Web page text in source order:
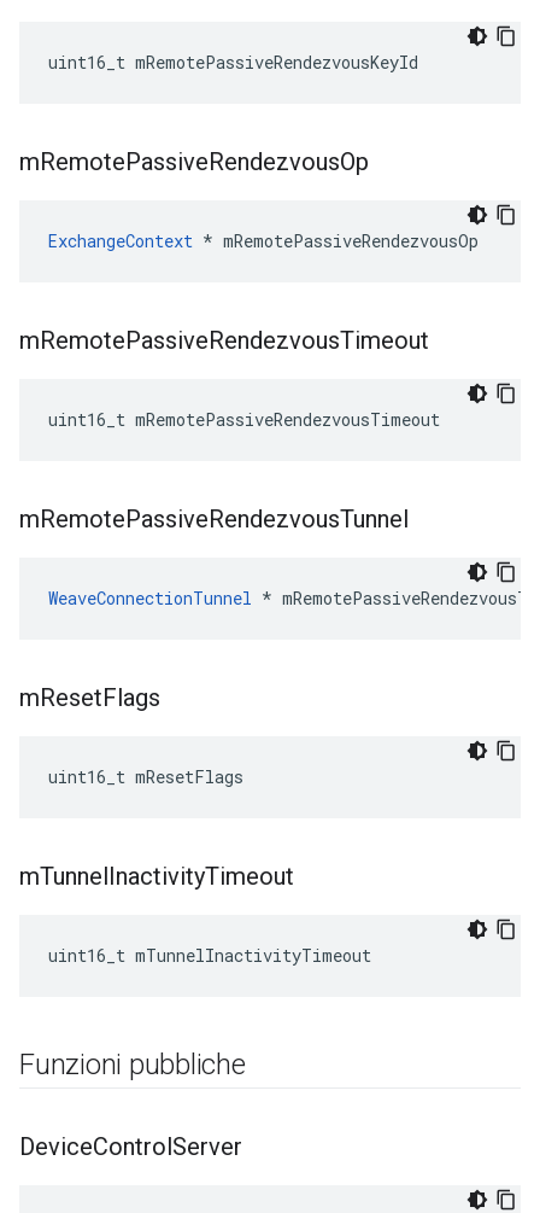
uint16_t mRemotePassiveRendezvousKeyId
mRemotePassiveRendezvousOp
ExchangeContext * mRemotePassiveRendezvousOp
mRemotePassiveRendezvousTimeout
uint16_t mRemotePassiveRendezvousTimeout
mRemotePassiveRendezvousTunnel
WeaveConnectionTunnel *
mResetFlags
uint16_t mResetFlags
mTunnelInactivityTimeout
uint16_t mTunnelInactivityTimeout
Funzioni pubbliche
DeviceControlServer